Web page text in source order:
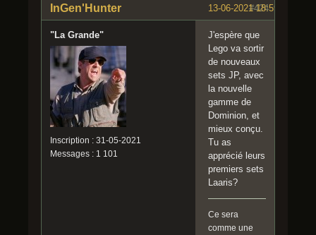
#424
13-06-2021 18:59:12
InGen'Hunter
"La Grande"
Inscription : 31-05-2021
Messages : 1 101
J'espère que
Lego va sortir
de nouveaux
sets JP, avec
la nouvelle
gamme de
Dominion, et
mieux conçu.
Tu as
apprécié leurs
premiers sets
Laaris?
Ce sera
comme une